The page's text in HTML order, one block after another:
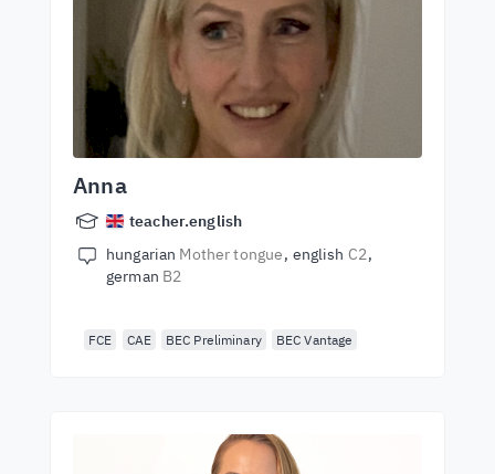
Anna
teacher.english
hungarian Mother tongue english C2
german B2
FCE CAE BEC Preliminary BEC Vantage